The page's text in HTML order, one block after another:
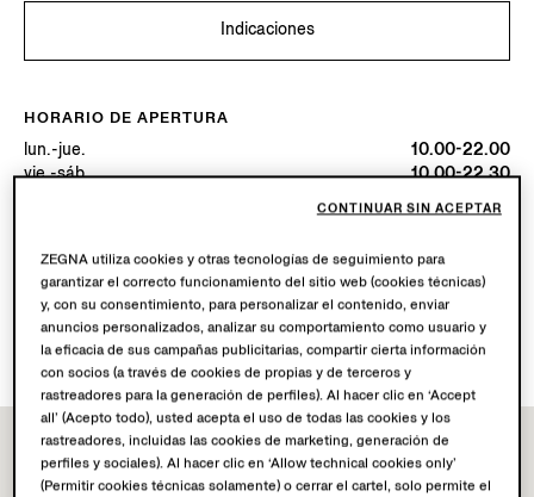
Indicaciones
HORARIO DE APERTURA
lun.-jue.
10.00-22.00
vie.-sáb.
10.00-22.30
Abierta hasta las 22:30
SERVICIOS DISPONIBLES
Envío a boutique no disponible.
Devoluciones en boutique disponibles. Conoce másaquí.
ZEGNA utiliza cookies y otras tecnologías de seguimiento para
garantizar el correcto funcionamiento del sitio web (cookies técnicas)
y, con su consentimiento, para personalizar el contenido, enviar
anuncios personalizados, analizar su comportamiento como usuario y
la eficacia de sus campañas publicitarias, compartir cierta información
con socios (a través de cookies de propias y de terceros y
rastreadores para la generación de perfiles). Al hacer clic en ‘Accept
all’ (Acepto todo), usted acepta el uso de todas las cookies y los
rastreadores, incluidas las cookies de marketing, generación de
perfiles y sociales). Al hacer clic en ‘Allow technical cookies only’
(Permitir cookies técnicas solamente) o cerrar el cartel, solo permite el
CONTINUAR SIN ACEPTAR